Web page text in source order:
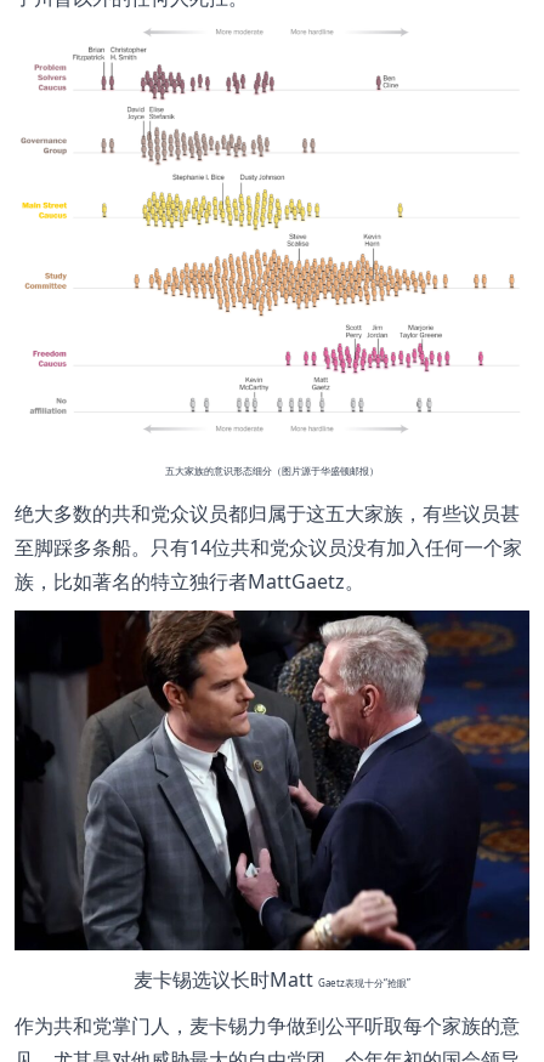
五大家族的意识形态细分（图片源于华盛顿邮报）
绝大多数的共和党众议员都归属于这五大家族，有些议员甚
至脚踩多条船。只有14位共和党众议员没有加入任何一个家
族，比如著名的特立独行者MattGaetz。
麦卡锡选议长时Matt Gaetz表现十分“抢眼”
作为共和党掌门人，麦卡锡力争做到公平听取每个家族的意